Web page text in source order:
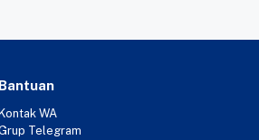
Bantuan
Kontak WA
Telegram